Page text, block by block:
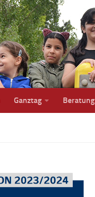
Ganztag Beratung